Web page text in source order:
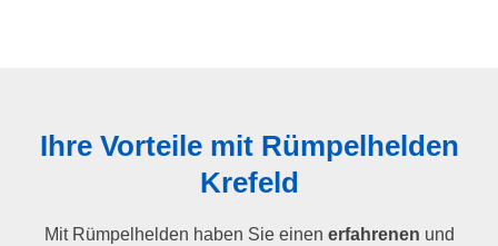
Ihre Vorteile mit Rümpelhelden
Krefeld
Mit Rümpelhelden haben Sie einen erfahrenen und